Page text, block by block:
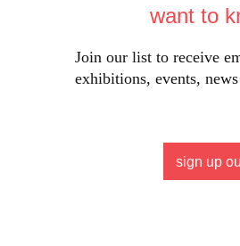
want to
Join our list to receive
exhibitions, events,
sign up